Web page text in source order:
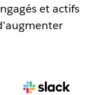
et actifs